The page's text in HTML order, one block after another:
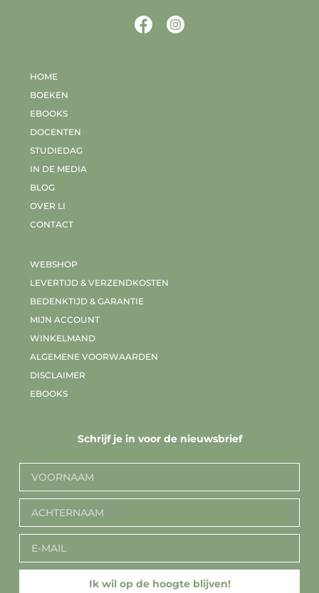
HOME
BOEKEN
EBOOKS
DOCENTEN
STUDIEDAG
IN DE MEDIA
BLOG
OVER LI
CONTACT
WEBSHOP
LEVERTIJD & VERZENDKOSTEN
BEDENKTIJD & GARANTIE
MIJN ACCOUNT
WINKELMAND
ALGEMENE VOORWAARDEN
DISCLAIMER
EBOOKS
Schrijf je in voor de nieuwsbrief
Ik wil op de hoogte blijven!